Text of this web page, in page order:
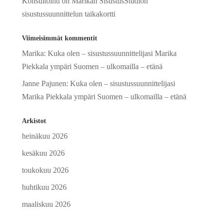
sisustussuunnittelun taikakortti
Viimeisimmät kommentit
Marika: Kuka olen – sisustussuunnittelijasi Marika
Piekkala ympäri Suomen – ulkomailla – etänä
Janne Pajunen: Kuka olen – sisustussuunnittelijasi
Marika Piekkala ympäri Suomen – ulkomailla – etänä
Arkistot
heinäkuu 2026
kesäkuu 2026
toukokuu 2026
huhtikuu 2026
maaliskuu 2026